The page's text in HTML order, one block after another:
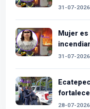
31-07-2026
Mujer
31-07-2026
28-07-2026